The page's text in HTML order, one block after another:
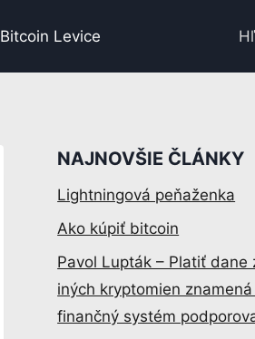
Bitcoin Levice
NAJNOVŠIE ČLÁNKY
Lightningová peňaženka
Ako kúpiť bitcoin
Pavol Lupták – Platiť dane
iných kryptomien
finančný systém